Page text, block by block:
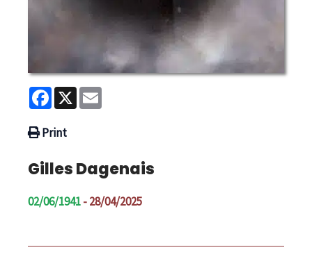
Facebook
X
Print
Gilles Dagenais
02/06/1941- 28/04/2025